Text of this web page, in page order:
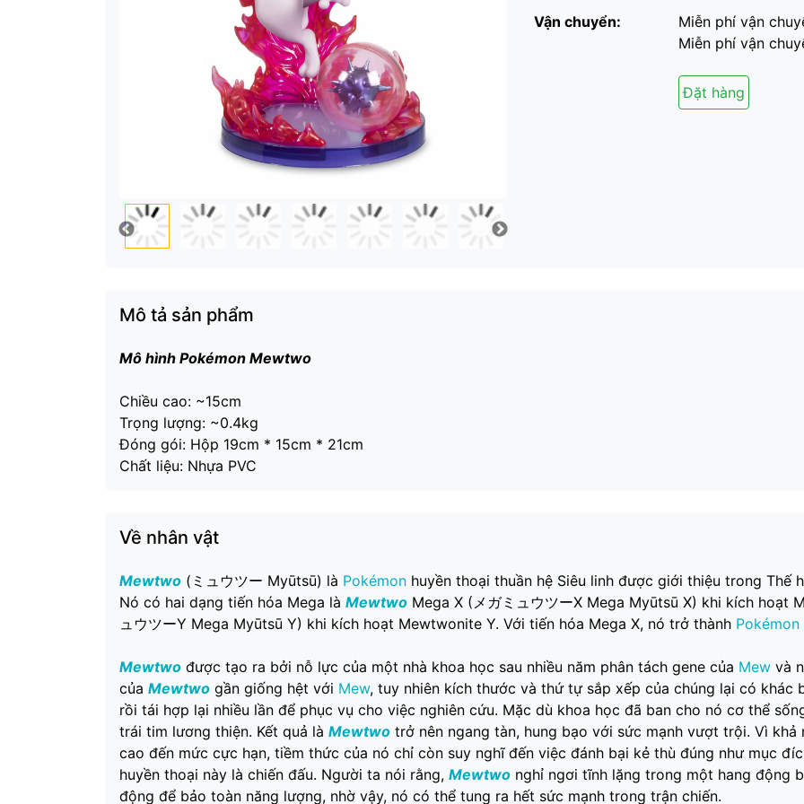
Vận chuyển:
Miễn phí vận
Miễn phí vận
Đặt hàng
Mô tả sản phẩm
Mô hình Pokémon Mewtwo
Chiều cao: ~15cm
Trọng lượng: ~0.4kg
Đóng gói: Hộp 19cm * 15cm * 21cm
Chất liệu: Nhựa PVC
Về nhân vật
Mewtwo (ミュウツー Myūtsū) là Pokémon huyền thoại thuần hệ Siêu linh được giới thiệu trong Thế
Nó có hai dạng tiến hóa Mega là Mewtwo Mega X (メガミュウツーX Mega Myūtsū X) khi kích hoạt
ュウツーY Mega Myūtsū Y) khi kích hoạt Mewtwonite Y. Với tiến hóa Mega X, nó trở thành Pokémon
Mewtwo được tạo ra bởi nỗ lực của một nhà khoa học sau nhiều năm phân tách gene của Mew và
của Mewtwo gần giống hệt với Mew, tuy nhiên kích thước và thứ tự sắp xếp của chúng lại có khác
rồi tái hợp lại nhiều lần để phục vụ cho việc nghiên cứu. Mặc dù khoa học đã ban cho nó cơ thể
trái tim lương thiện. Kết quả là Mewtwo trở nên ngang tàn, hung bạo với sức mạnh vượt trội. Vì khả
cao đến mức cực hạn, tiềm thức của nó chỉ còn suy nghĩ đến việc đánh bại kẻ thù đúng như mục
huyền thoại này là chiến đấu. Người ta nói rằng, Mewtwo nghỉ ngơi tĩnh lặng trong một hang động
động để bảo toàn năng lượng, nhờ vậy, nó có thể tung ra hết sức mạnh trong trận chiến.